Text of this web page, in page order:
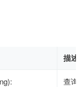
描述
查询